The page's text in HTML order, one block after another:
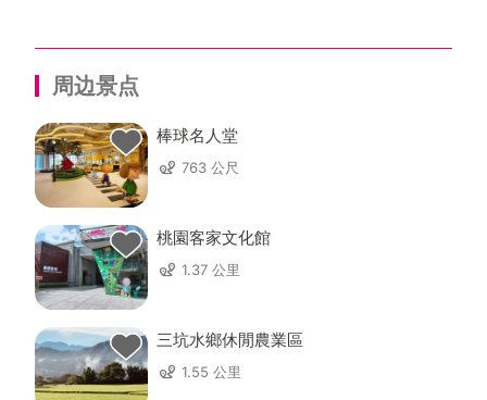
周边景点
棒球名人堂
763 公尺
桃園客家文化館
1.37 公里
三坑水鄉休閒農業區
1.55 公里